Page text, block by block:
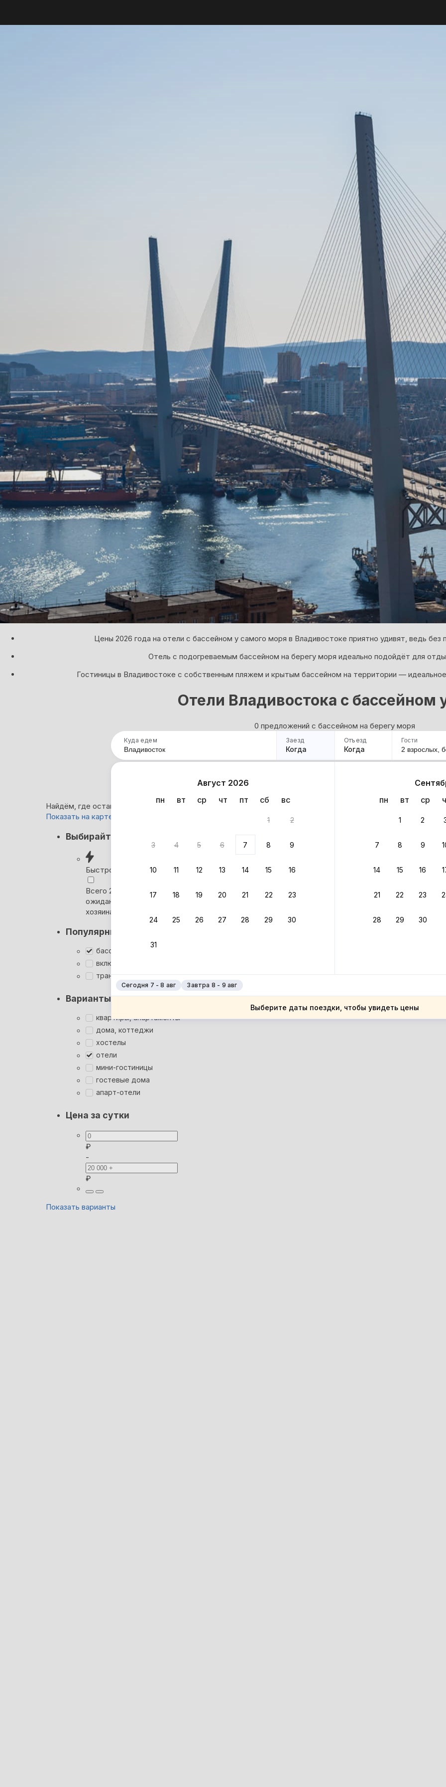
Цены 2026 года на отели с бассейном у самого моря в Владивостоке приятно удивят, ведь
Отель с подогреваемым бассейном на берегу моря идеально подойдёт для
Гостиницы в Владивостоке с собственным пляжем и крытым бассейном на территории —
Отели Владивостока с бассейном
0 предложений с бассейном на берегу моря
Куда едем Заезд
Когда
Отъезд
Когда
Август 2026
пн
вт ср чт пт сб вс
1 2
3 4 5 6 7 8 9
10 11 12 13 14 15 16
17 18 19 20 21 22 23
24 25 26 27 28 29 30
31
пн
вт ср
1 2
7 8 9
14 15 16
21 22 23
28 29 30
Сегодня 7 - 8 авг Завтра 8 - 9 авг
Выберите даты поездки, чтобы увидеть цены
Гости
2 взрослых,
Найдём, где остановиться в Владивостоке: 0 вариантов
Показать на карте
Выбирайте лучшее
Быстрое бронирование
Всего 2 минуты, без
ожидания ответа от
хозяина
Популярные фильтры
бассейн
включён завтрак
трансфер
Варианты размещения
квартиры, апартаменты
дома, коттеджи
хостелы
отели
мини-гостиницы
гостевые дома
апарт-отели
Цена за сутки
₽
-
₽
Показать варианты
Ни один вариант из результатов поиска не соответствует заданным
Приморский край